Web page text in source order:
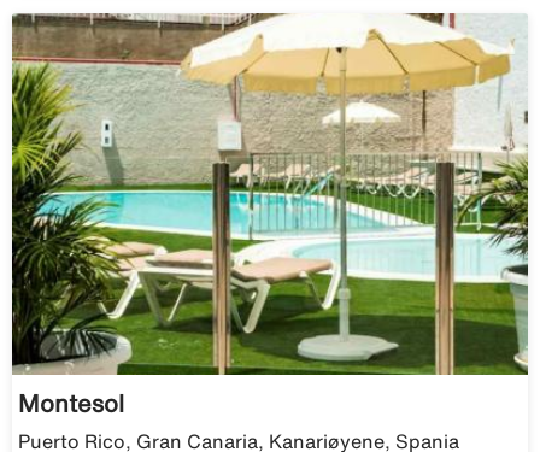
Montesol
Puerto Rico, Gran Canaria, Kanariøyene, Spania